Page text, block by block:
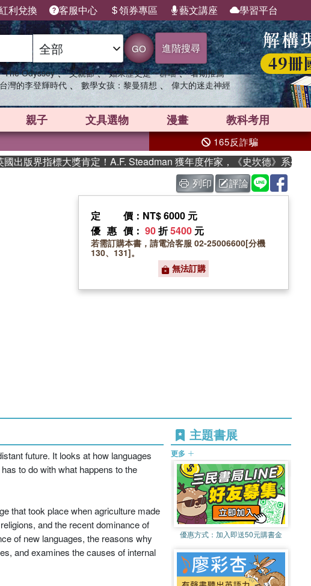
利兌換 客服中心 領券專區 藝文講座 學習平台
GO 進階搜尋
The Odyssey 、 父親節 、 如果歷史是一群喵 、 暑期推薦
台灣的李登輝時代 、 數學女孩：黎曼猜想 、 偉大的迷走神經
親子 文具選物 漫畫 教科考用
165反詐騙
版界指標大獎肯定！A.F. Steadman 獲年度作家，《史坎德》系列帶你踏
列印 評論
定價 ：NT$ 6000 元
優惠價 ： 90折5400 元
若需訂購本書，請電洽客服 02-25006600[分機
130、131]。
無法訂購
future. It looks at how languages
to do with what happens to the
that took place when agriculture made
and the recent dominance of
of new languages, the reasons why
and examines the causes of internal
主題書展
更多
優惠方式： 加入即送50元購書金